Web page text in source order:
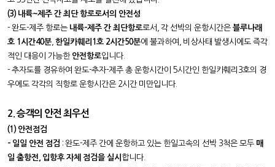
(3) 내륙~제주 간 최단 항로로서의 안전성
- 완도-제주 항로는 내륙-제주 간 최단항로로서, 각 선박의 운항시간은 블루나래
호 1시간40분 한일카훼리1호 2시간50분에 불과하여, 비상사태 발생시에도 즉각
적인 대응이 가능한 안전항로입니다.
- 추자도를 경유하여 완도-추자-제주 총 운항시간이 5시간인 한일카훼리3호의 경
우에도 각각의 직항로 운항시간은 2시간 미만입니다.
2. 승객의 안전 최우선
(1) 안전점검
- 일일 안전 점검 : 완도-제주 간에 운항하고 있는 한일고속의 선박 3척은 모두 매
일 출항전, 입항후 자체 점검을 실시 합니다.